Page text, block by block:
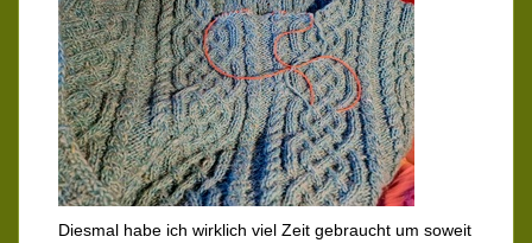
Diesmal habe ich wirklich viel Zeit gebraucht um soweit